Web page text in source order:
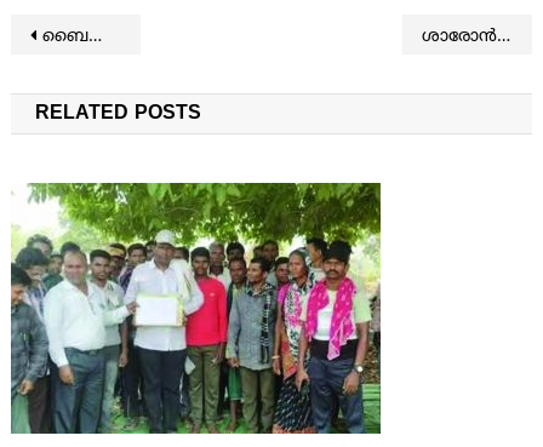
Post navigation
ബൈബിള്‍ പ്രകാരം മിഡില്‍ ഈസ്റ്റിന്റെ വലിയൊരു ഭൂപ്രദേശം യിസ്രായേലിന് അവകാശമുണ്ടെന്ന് യു.എസ്. അംബാസിഡര്‍. ശാരോൻ ഫെലോഷിപ്പ് ചർച്ച് ജനറൽ വനിതാ സമാജം ഏകദിന സമ്മേളനം.
RELATED POSTS